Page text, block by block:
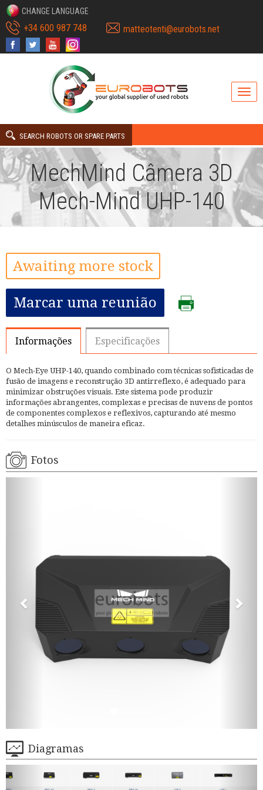
CHANGE LANGUAGE
+34 600 987 748 matteotenti@eurobots.net
SEARCH ROBOTS OR SPARE PARTS
MechMind Câmera 3D
Mech-Mind UHP-140
Awaiting more stock
Marcar uma reunião
Informações Especificações
O Mech-Eye UHP-140, quando combinado com técnicas sofisticadas de
fusão de imagens e reconstrução 3D antirreflexo, é adequado para
minimizar obstruções visuais. Este sistema pode produzir
informações abrangentes, complexas e precisas de nuvens de pontos
de componentes complexos e reflexivos, capturando até mesmo
detalhes minúsculos de maneira eficaz.
Fotos
Diagramas